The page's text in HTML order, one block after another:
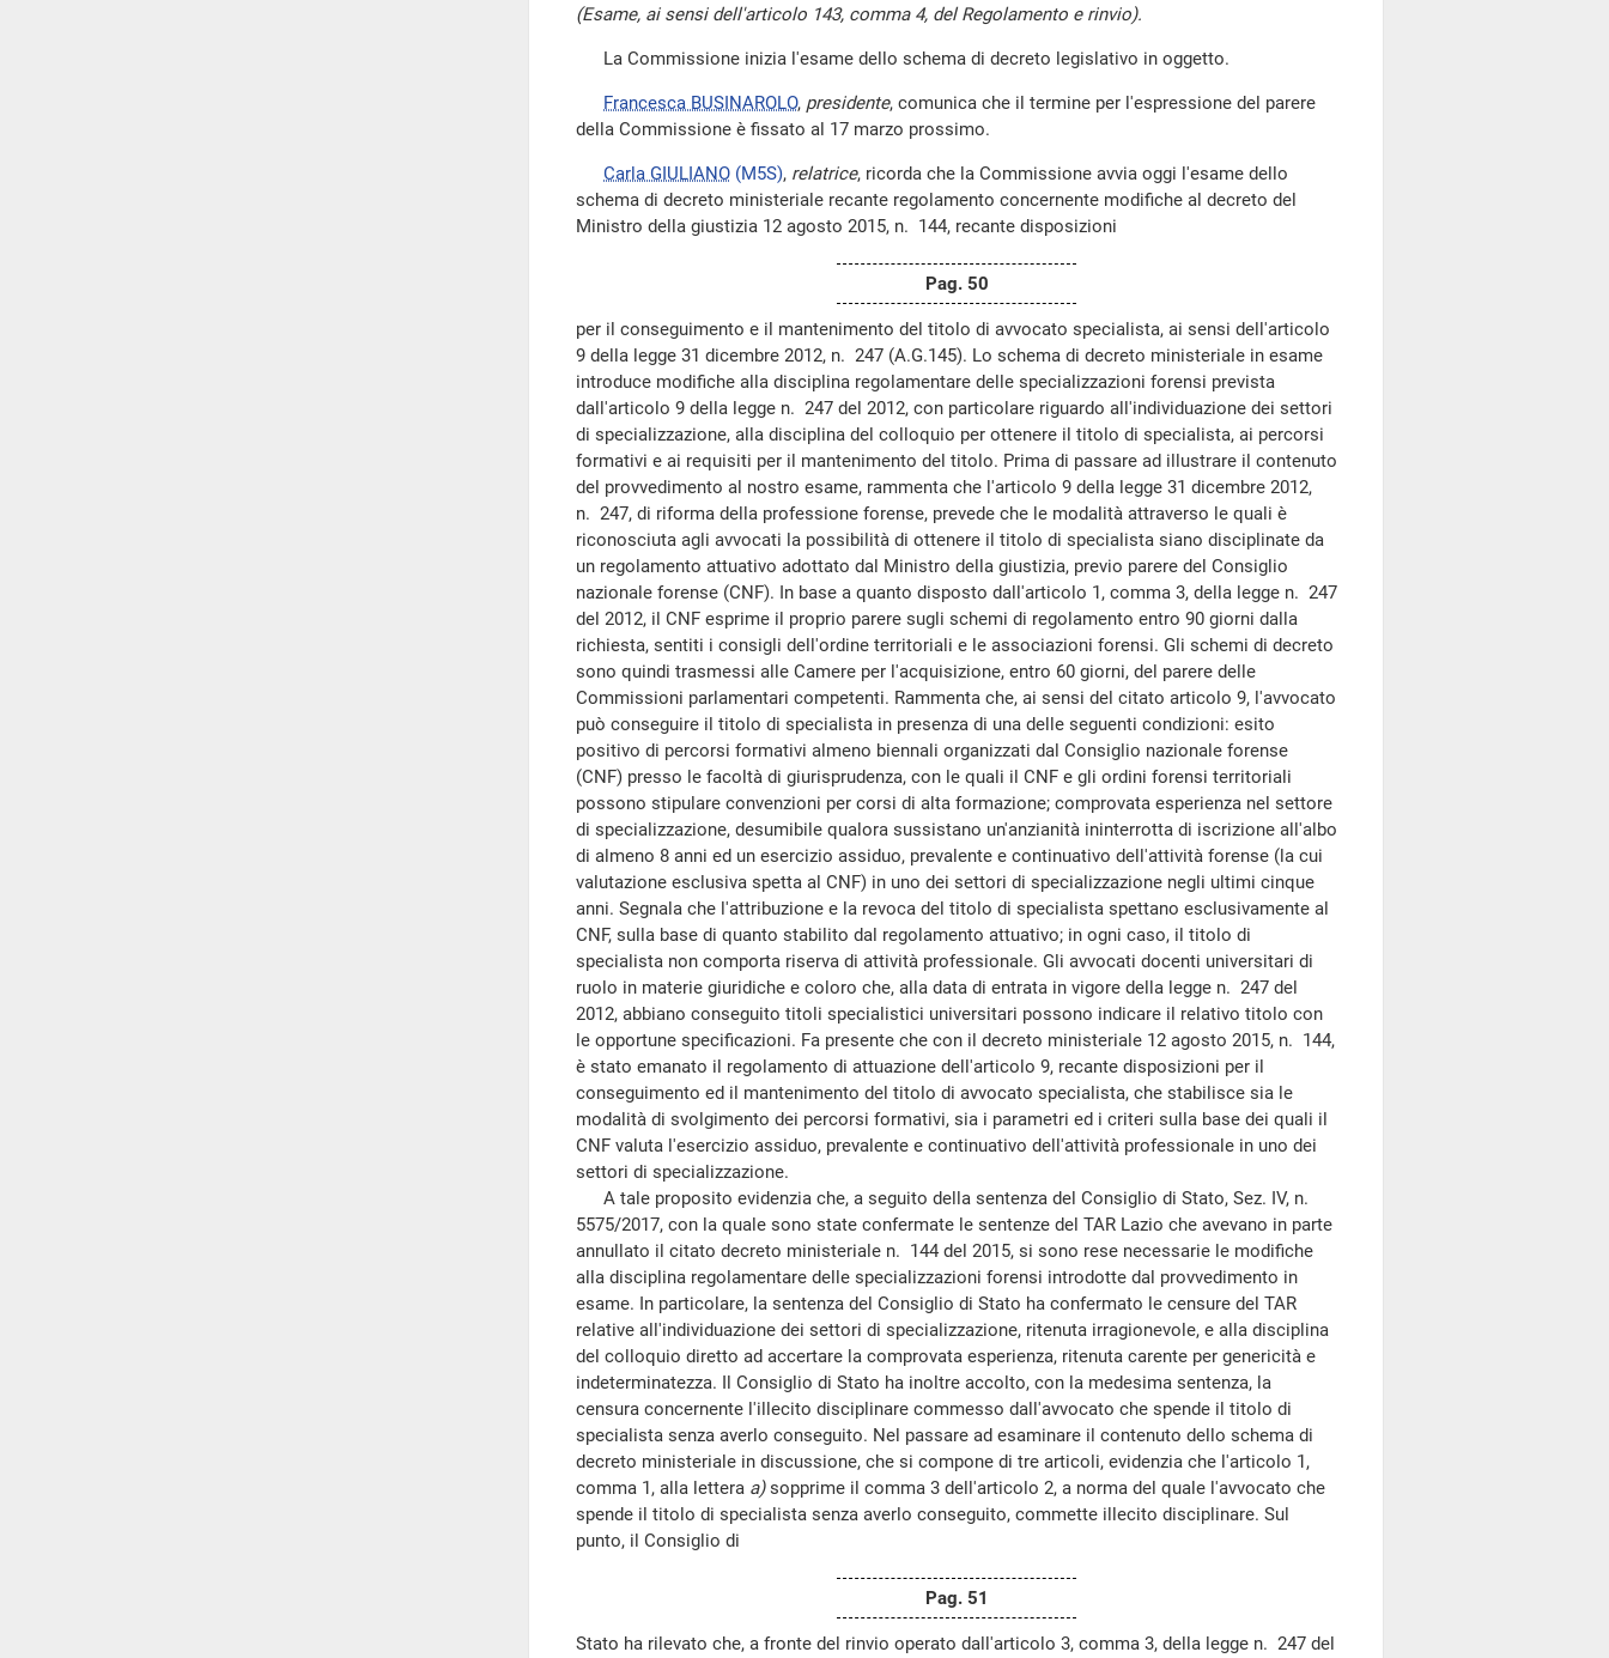
(Esame, ai sensi dell'articolo 143, comma 4, del Regolamento e rinvio).
La Commissione inizia l'esame dello schema di decreto legislativo in oggetto.
Francesca BUSINAROLO, presidente, comunica che il termine per l'espressione del parere
della Commissione è fissato al 17 marzo prossimo.
Carla GIULIANO (M5S), relatrice, ricorda che la Commissione avvia oggi l'esame dello
schema di decreto ministeriale recante regolamento concernente modifiche al decreto del
Ministro della giustizia 12 agosto 2015, n. 144, recante disposizioni
Pag. 50
per il conseguimento e il mantenimento del titolo di avvocato specialista, ai sensi dell'articolo
9 della legge 31 dicembre 2012, n. 247 (A.G.145). Lo schema di decreto ministeriale in esame
introduce modifiche alla disciplina regolamentare delle specializzazioni forensi prevista
dall'articolo 9 della legge n. 247 del 2012, con particolare riguardo all'individuazione dei settori
di specializzazione, alla disciplina del colloquio per ottenere il titolo di specialista, ai percorsi
formativi e ai requisiti per il mantenimento del titolo. Prima di passare ad illustrare il contenuto
del provvedimento al nostro esame, rammenta che l'articolo 9 della legge 31 dicembre 2012,
n. 247, di riforma della professione forense, prevede che le modalità attraverso le quali è
riconosciuta agli avvocati la possibilità di ottenere il titolo di specialista siano disciplinate da
un regolamento attuativo adottato dal Ministro della giustizia, previo parere del Consiglio
nazionale forense (CNF). In base a quanto disposto dall'articolo 1, comma 3, della legge n. 247
del 2012, il CNF esprime il proprio parere sugli schemi di regolamento entro 90 giorni dalla
richiesta, sentiti i consigli dell'ordine territoriali e le associazioni forensi. Gli schemi di decreto
sono quindi trasmessi alle Camere per l'acquisizione, entro 60 giorni, del parere delle
Commissioni parlamentari competenti. Rammenta che, ai sensi del citato articolo 9, l'avvocato
può conseguire il titolo di specialista in presenza di una delle seguenti condizioni: esito
positivo di percorsi formativi almeno biennali organizzati dal Consiglio nazionale forense
(CNF) presso le facoltà di giurisprudenza, con le quali il CNF e gli ordini forensi territoriali
possono stipulare convenzioni per corsi di alta formazione; comprovata esperienza nel settore
di specializzazione, desumibile qualora sussistano un'anzianità ininterrotta di iscrizione all'albo
di almeno 8 anni ed un esercizio assiduo, prevalente e continuativo dell'attività forense (la cui
valutazione esclusiva spetta al CNF) in uno dei settori di specializzazione negli ultimi cinque
anni. Segnala che l'attribuzione e la revoca del titolo di specialista spettano esclusivamente al
CNF, sulla base di quanto stabilito dal regolamento attuativo; in ogni caso, il titolo di
specialista non comporta riserva di attività professionale. Gli avvocati docenti universitari di
ruolo in materie giuridiche e coloro che, alla data di entrata in vigore della legge n. 247 del
2012, abbiano conseguito titoli specialistici universitari possono indicare il relativo titolo con
le opportune specificazioni. Fa presente che con il decreto ministeriale 12 agosto 2015, n. 144,
è stato emanato il regolamento di attuazione dell'articolo 9, recante disposizioni per il
conseguimento ed il mantenimento del titolo di avvocato specialista, che stabilisce sia le
modalità di svolgimento dei percorsi formativi, sia i parametri ed i criteri sulla base dei quali il
CNF valuta l'esercizio assiduo, prevalente e continuativo dell'attività professionale in uno dei
settori di specializzazione.
A tale proposito evidenzia che, a seguito della sentenza del Consiglio di Stato, Sez. IV, n.
5575/2017, con la quale sono state confermate le sentenze del TAR Lazio che avevano in parte
annullato il citato decreto ministeriale n. 144 del 2015, si sono rese necessarie le modifiche
alla disciplina regolamentare delle specializzazioni forensi introdotte dal provvedimento in
esame. In particolare, la sentenza del Consiglio di Stato ha confermato le censure del TAR
relative all'individuazione dei settori di specializzazione, ritenuta irragionevole, e alla disciplina
del colloquio diretto ad accertare la comprovata esperienza, ritenuta carente per genericità e
indeterminatezza. Il Consiglio di Stato ha inoltre accolto, con la medesima sentenza, la
censura concernente l'illecito disciplinare commesso dall'avvocato che spende il titolo di
specialista senza averlo conseguito. Nel passare ad esaminare il contenuto dello schema di
decreto ministeriale in discussione, che si compone di tre articoli, evidenzia che l'articolo 1,
comma 1, alla lettera a)sopprime il comma 3 dell'articolo 2, a norma del quale l'avvocato che
spende il titolo di specialista senza averlo conseguito, commette illecito disciplinare. Sul
punto, il Consiglio di
Pag. 51
Stato ha rilevato che, a fronte del rinvio operato dall'articolo 3, comma 3, della legge n. 247 del